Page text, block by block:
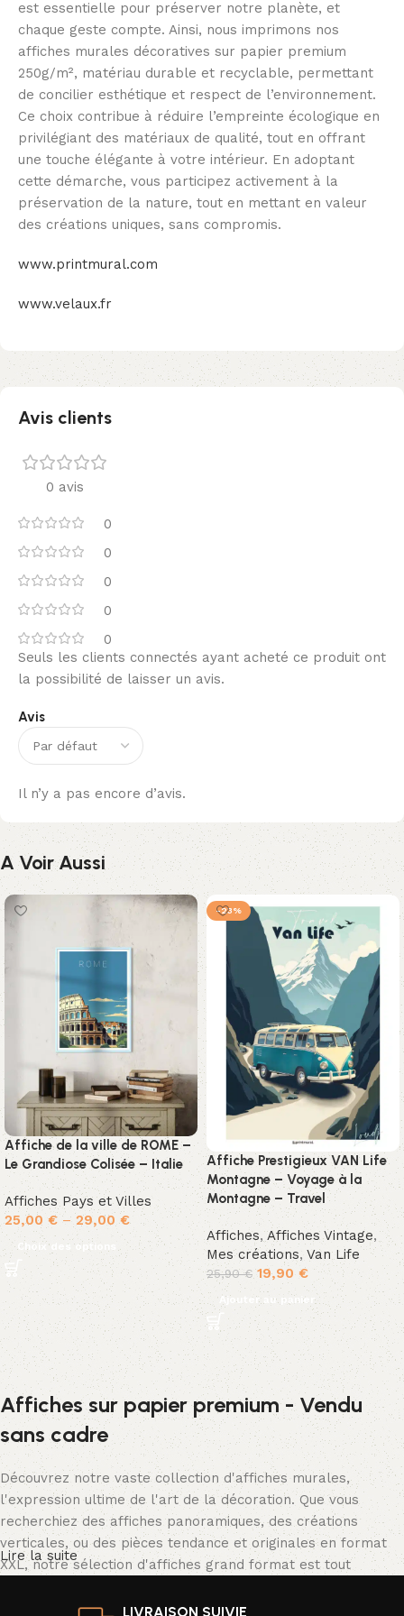
est essentielle pour préserver notre planète, et
chaque geste compte. Ainsi, nous imprimons nos
affiches murales décoratives sur papier premium
250g/m², matériau durable et recyclable, permettant
de concilier esthétique et respect de l’environnement.
Ce choix contribue à réduire l’empreinte écologique en
privilégiant des matériaux de qualité, tout en offrant
une touche élégante à votre intérieur. En adoptant
cette démarche, vous participez activement à la
préservation de la nature, tout en mettant en valeur
des créations uniques, sans compromis.
www.printmural.com
www.velaux.fr
Avis clients
0 avis
0
0
0
0
0
Avis
Il n’y a pas encore d’avis.
Seuls les clients connectés ayant acheté ce produit ont
la possibilité de laisser un avis.
A Voir Aussi
Affiche de la ville de ROME –
Le Grandiose Colisée – Italie
Affiches Pays et Villes
25,00 € – 29,00€
Choix des options
-23%
Affiche Prestigieux VAN Life
Montagne – Voyage à la
Montagne – Travel
Affiches,Affiches Vintage,
Mes créations, Van Life
25,90€ 19,90 €
Ajouter au panier
Affiches sur papier premium - Vendu
sans cadre
Découvrez notre vaste collection d'affiches murales,
l'expression ultime de l'art de la décoration. Que vous
recherchiez des affiches panoramiques, des créations
verticales, ou des pièces tendance et originales en format
XXL, notre sélection d'affiches grand format est tout
Lire la suite
LIVRAISON SUIVIE